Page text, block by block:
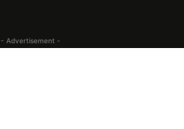
- Advertisement -